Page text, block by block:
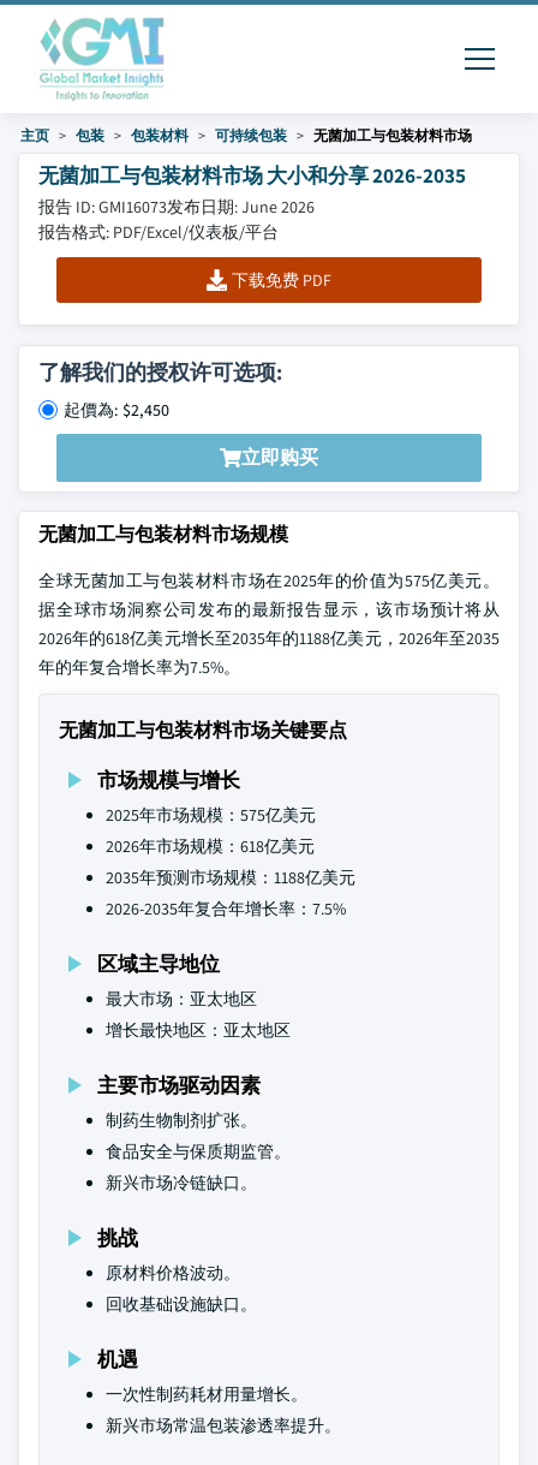
主页 包装 包装材料 可持续包装 无菌加工与包装材料市场
无菌加工与包装材料市场 大小和分享 2026-2035
报告 ID: GMI16073发布日期: June 2026
报告格式: PDF/Excel/仪表板/平台
下载免费 PDF
了解我们的授权许可选项:
起價為: $2,450
立即购买
无菌加工与包装材料市场规模
全球无菌加工与包装材料市场在2025年的价值为575亿美元。
据全球市场洞察公司发布的最新报告显示，该市场预计将从
2026年的618亿美元增长至2035年的1188亿美元，2026年至2035
年的年复合增长率为7.5%。
无菌加工与包装材料市场关键要点
市场规模与增长
2025年市场规模：575亿美元
2026年市场规模：618亿美元
2035年预测市场规模：1188亿美元
2026-2035年复合年增长率：7.5%
区域主导地位
最大市场：亚太地区
增长最快地区：亚太地区
主要市场驱动因素
制药生物制剂扩张。
食品安全与保质期监管。
新兴市场冷链缺口。
挑战
原材料价格波动。
回收基础设施缺口。
机遇
一次性制药耗材用量增长。
新兴市场常温包装渗透率提升。